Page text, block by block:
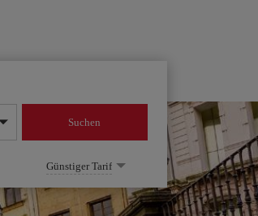
Suchen
Günstiger Tarif